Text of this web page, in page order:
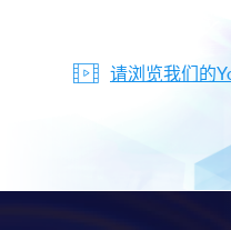
请浏览我们的